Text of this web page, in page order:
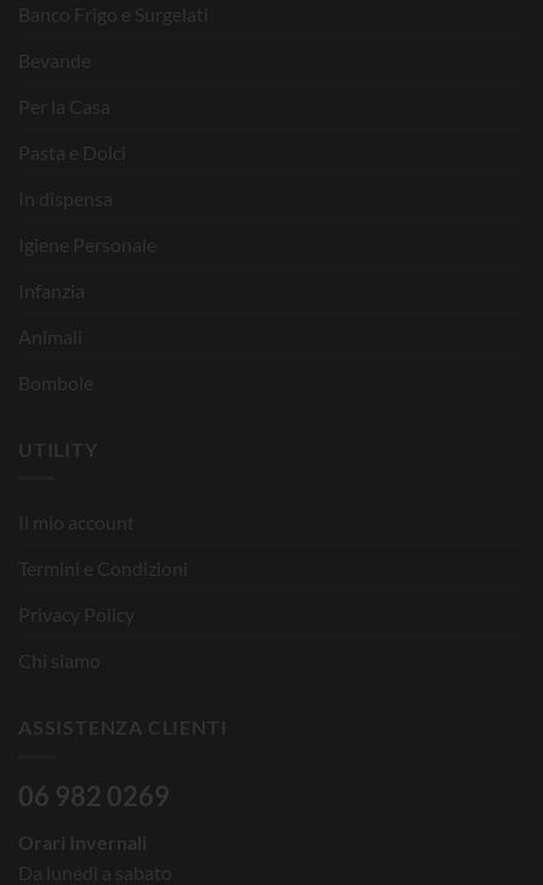
Banco Frigo e Surgelati
Bevande
Per la Casa
Pasta e Dolci
In dispensa
Igiene Personale
Infanzia
Animali
Bombole
UTILITY
Il mio account
Termini e Condizioni
Privacy Policy
Chi siamo
ASSISTENZA CLIENTI
06 982 0269
Orari Invernali
Da lunedì a sabato